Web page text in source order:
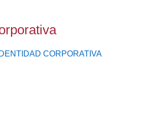
CORPORATIVA